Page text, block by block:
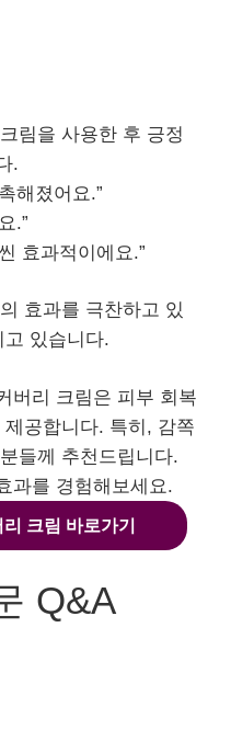
림을 사용한 후 긍정
.
해졌어요.”
.”
효과적이에요.”
효과를 극찬하고 있
있습니다.
버리 크림은 피부 회복
공합니다. 특히, 감쪽
들께 추천드립니다.
과를 경험해보세요.
크림 바로가기
Q&A